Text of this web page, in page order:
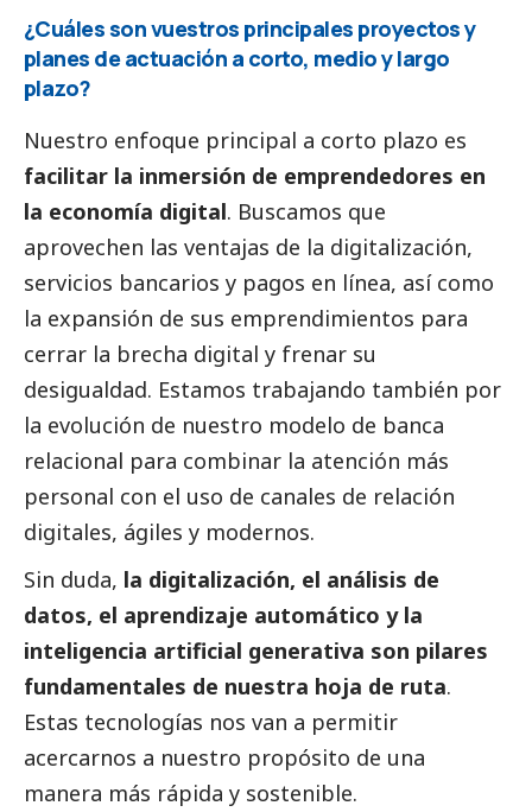
¿Cuáles son vuestros principales proyectos y
planes de actuación a corto, medio y largo
plazo?
Nuestro enfoque principal a corto plazo es
facilitar la inmersión de emprendedores en
la economía digital. Buscamos que
aprovechen las ventajas de la digitalización,
servicios bancarios y pagos en línea, así como
la expansión de sus emprendimientos para
cerrar la brecha digital y frenar su
desigualdad. Estamos trabajando también por
la evolución de nuestro modelo de banca
relacional para combinar la atención más
personal con el uso de canales de relación
digitales, ágiles y modernos.
Sin duda, la digitalización, el análisis de
datos, el aprendizaje automático y la
inteligencia artificial generativa son pilares
fundamentales de nuestra hoja de ruta.
Estas tecnologías nos van a permitir
acercarnos a nuestro propósito de una
manera más rápida y sostenible.